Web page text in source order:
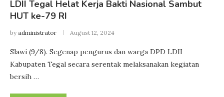
LDII Tegal Helat Kerja Bakti Nasional Sambut
HUT ke-79 RI
by administrator August 12, 2024
Slawi (9/8). Segenap pengurus dan warga DPD LDII
Kabupaten Tegal secara serentak melaksanakan kegiatan
bersih …